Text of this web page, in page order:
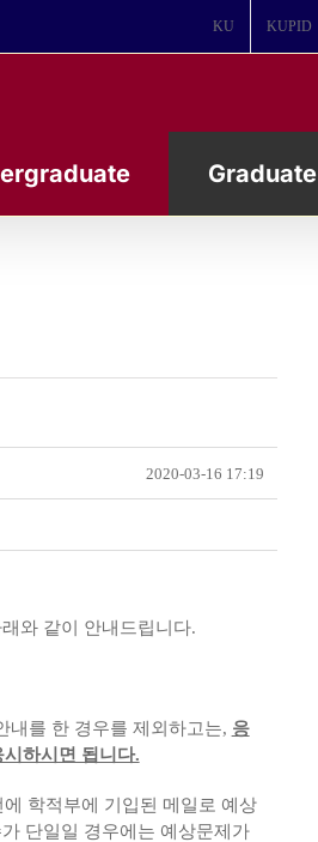
KU KUPID
Graduate
2020-03-16 17:19
와 같이 안내드립니다.
내를 한 경우를 제외하고는, 응
하시면 됩니다.
학적부에 기입된 메일로 예상
단일일 경우에는 예상문제가